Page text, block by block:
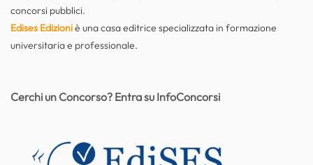
concorsi pubblici.
Edises Edizioniè una casa editrice specializzata in formazione
universitaria e professionale.
Cerchi un Concorso? Entra su InfoConcorsi